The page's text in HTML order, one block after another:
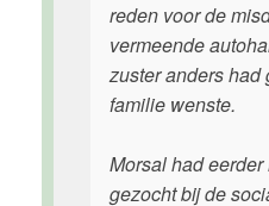
reden voor de
vermeende
zuster anders had
familie wenste.
Morsal had
gezocht bij de